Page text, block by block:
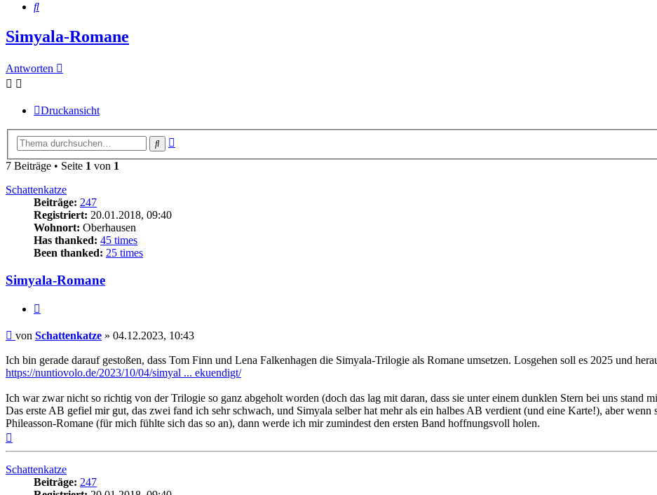
Suche
Simyala-Romane
Antworten
Druckansicht
Suche
7 Beiträge • Seite 1 von 1
Schattenkatze
Beiträge: 247
Registriert: 20.01.2018, 09:40
Wohnort: Oberhausen
Has thanked: 45 times
Been thanked: 25 times
Simyala-Romane
Beitrag
von Schattenkatze » 04.12.2023, 10:43
Ich bin gerade darauf gestoßen, dass Tom Finn und Lena Falkenhagen die Simyala-Trilogie als Romane umsetzen. Losgehen soll es 2025 und
https://nuntiovolo.de/2023/10/04/simyal ... ekuendigt/
Ich war zwar nicht so richtig von der Trilogie so ganz abgeholt worden (doch das lag mit daran, dass sie unter einem dunklen Stern bei uns stand
Das erste AB gefiel mir gut, das zwei fand ich sehr schwach, und Simyala selber hat mehr als ein halbes AB verdient (und eine Karte!), aber wenn
Phileasson-Romane (für mich fühlte sich das so an), dann werde ich mir zumindest den ersten Band hoffnungsvoll holen.
Schattenkatze
Beiträge: 247